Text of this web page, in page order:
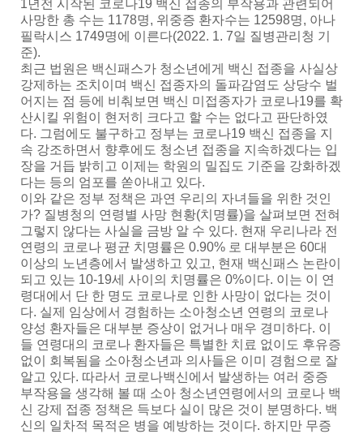
1년전 시작된 코로나19 백신 접종의 부작용과 관련되어
사망한 총 수는 1178명, 위중증 환자수는 12598명, 아나
필락시스 1749명에 이른다(2022. 1. 7일 질병관리청 기
준).
최근 법원은 백신패스가 청소년에게 백신 접종을 사실상
강제하는 조치이며 백신 접종자의 돌파감염도 상당수 벌
어지는 점 등에 비춰보면 백신 미접종자가 코로나19를 확
산시킬 위험이 현저히 크다고 할 수는 없다고 판단하였
다. 그럼에도 불구하고 정부는 코로나19 백신 접종을 지
속 강조하면서 향후에도 청소년 접종을 지속하겠다는 입
장을 거듭 밝히고 이제는 학원의 밀집도 기준을 강화하겠
다는 등의 엄포를 쏟아내고 있다.
이와 같은 정부 정책은 과연 우리의 자녀들을 위한 것인
가? 질병청의 연령별 사망 현황(치명률)을 살펴보면 전혀
그렇지 않다는 사실을 금방 알 수 있다. 현재 우리나라 전
연령의 코로나 평균 치명률은 0.90% 로 대부분은 60대
이상의 노년층에서 발생하고 있고, 현재 백신패스 논란이
되고 있는 10-19세 사이의 치명률은 0%이다. 이는 이 연
령대에서 단 한 명도 코로나로 인한 사망이 없다는 것이
다. 실제 임상에서 경험하는 소아청소년 연령의 코로나
양성 환자들은 대부분 증상이 없거나 매우 경미하다. 이
들 연령대의 코로나 환자들은 특별한 치료 없이도 후유증
없이 회복됨을 소아청소년과 의사들은 이미 경험으로 잘
알고 있다. 따라서 코로나백신에서 발생하는 여러 중증
부작용을 생각해 볼 때 소아 청소년연령에서의 코로나 백
신 강제 접종 정책은 득보다 실이 많은 것이 분명하다. 백
신의 일차적 목적은 병을 예방하는 것이다. 하지만 무증